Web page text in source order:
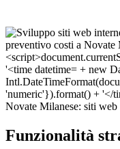
Novate Milanese: siti web
Funzionalità